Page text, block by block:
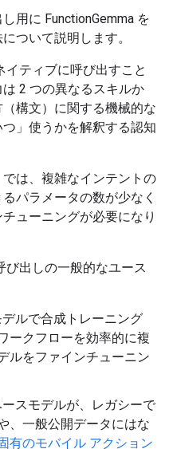
用に FunctionGemma を
ついて説明します。
イティブに呼び出すこと
2 つの異なるスキルか
構文）に関する機械的な
」使うかを解釈する認知
は、複雑なインテントの
パラメータの数が少なく
ューニングが必要になり
び出しの一般的なユース
ルで合成トレーニング
ークフローを効率的に複
ルをファインチューニン
ースモデルが、レガシーで
、一般公開データにはな
有のモバイル アクション